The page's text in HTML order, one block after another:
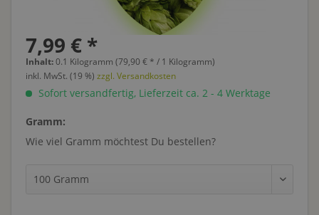
7,99 € *
Inhalt:0.1 Kilogramm (79,90 € * / 1 Kilogramm)
inkl. MwSt. (19 %) zzgl. Versandkosten
Sofort versandfertig, Lieferzeit ca. 2 - 4 Werktage
Gramm:
Wie viel Gramm möchtest Du bestellen?